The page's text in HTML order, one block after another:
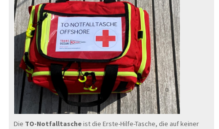
Die TO-Notfalltascheist die Erste-Hilfe-Tasche, die auf keiner